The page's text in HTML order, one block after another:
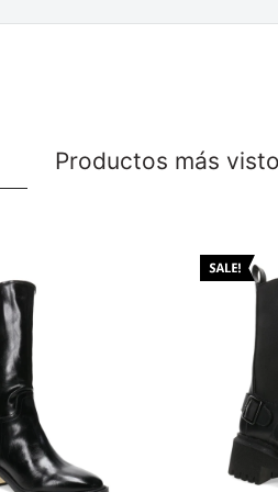
Productos más